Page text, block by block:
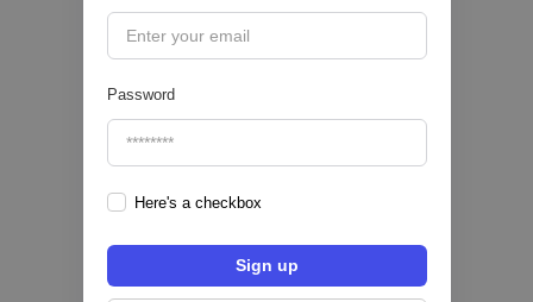
Password
Here's a checkbox
Los bancos se están dividiendo en dos
categorías frente a la IA | Mambu